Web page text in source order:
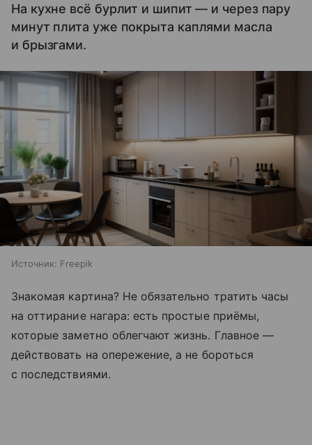
На кухне всё бурлит и шипит — и через пару
минут плита уже покрыта каплями масла
и брызгами.
Источник: Freepik
Знакомая картина? Не обязательно тратить часы
на оттирание нагара: есть простые приёмы,
которые заметно облегчают жизнь. Главное —
действовать на опережение, а не бороться
с последствиями.